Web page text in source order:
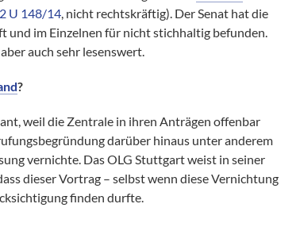
2 U 148/14, nicht rechtskräftig). Der Senat hat die
im Einzelnen für nicht stichhaltig befunden.
auch sehr lesenswert.
?
weil die Zentrale in ihren Anträgen offenbar
darüber hinaus unter anderem
vernichte. Das OLG Stuttgart weist in seiner
dieser Vortrag – selbst wenn diese Vernichtung
finden durfte.